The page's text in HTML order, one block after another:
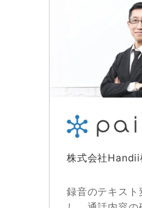
株式会社Handii
録音のテキスト